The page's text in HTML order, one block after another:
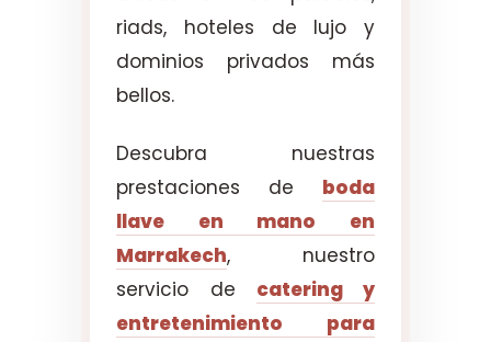
riads, hoteles de lujo y
dominios privados más
bellos.
Descubra nuestras
prestaciones de boda
llave en mano en
Marrakech, nuestro
servicio de catering y
entretenimiento para